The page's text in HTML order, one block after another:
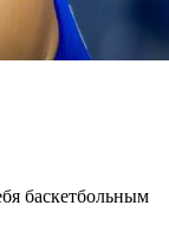
баскетбольным